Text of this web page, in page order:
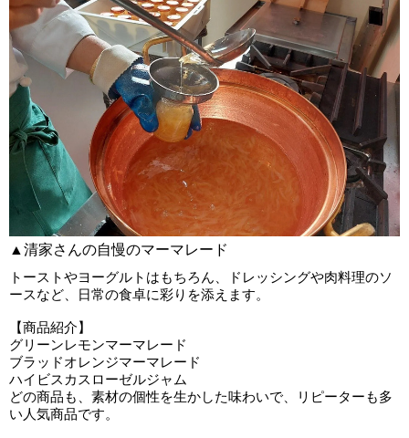
▲清家さんの自慢のマーマレード
トーストやヨーグルトはもちろん、ドレッシングや肉料理のソ
ースなど、日常の食卓に彩りを添えます。
【商品紹介】
グリーンレモンマーマレード
ブラッドオレンジマーマレード
ハイビスカスローゼルジャム
どの商品も、素材の個性を生かした味わいで、リピーターも多
い人気商品です。